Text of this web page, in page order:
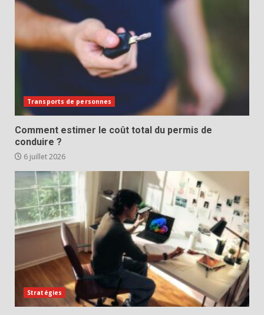
Transports de personnes
Comment estimer le coût total du permis de
conduire ?
6 juillet 2026
Stratégies